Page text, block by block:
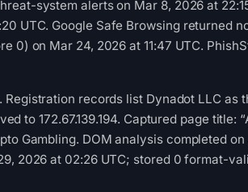
system alerts on Mar 8, 2026 at
UTC. Google Safe Browsing returned
0) on Mar 24, 2026 at 11:47 UTC.
Registration records list Dynadot LLC
to 172.67.139.194. Captured page title:
Gambling. DOM analysis completed on
2026 at 02:26 UTC; stored 0 format-